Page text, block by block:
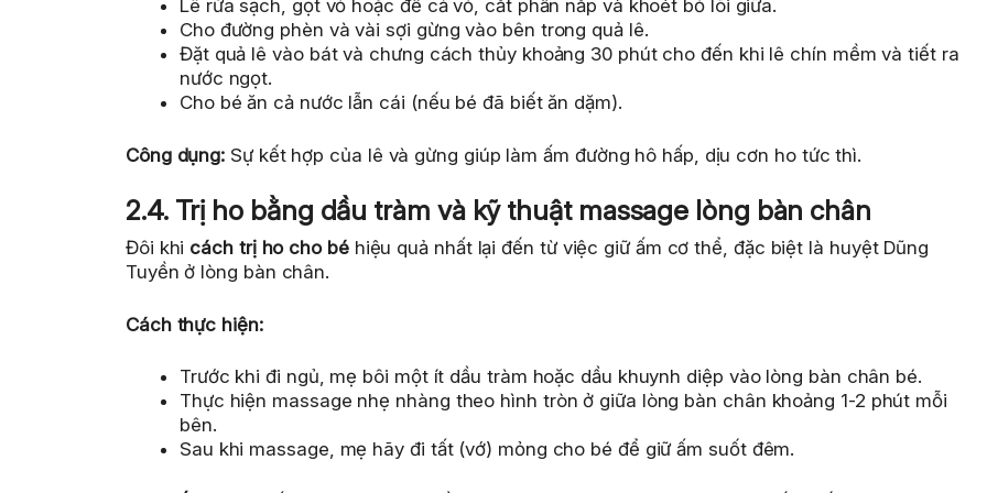
Lê rửa sạch, gọt vỏ hoặc để cả vỏ, cắt phần nắp và khoét bỏ lõi giữa.
Cho đường phèn và vài sợi gừng vào bên trong quả lê.
Đặt quả lê vào bát và chưng cách thủy khoảng 30 phút cho đến khi lê chín mềm và tiết ra
nước ngọt.
Cho bé ăn cả nước lẫn cái (nếu bé đã biết ăn dặm).
Công dụng: Sự kết hợp của lê và gừng giúp làm ấm đường hô hấp, dịu cơn ho tức thì.
2.4. Trị ho bằng dầu tràm và kỹ thuật massage lòng bàn chân
Đôi khi cách trị ho cho béhiệu quả nhất lại đến từ việc giữ ấm cơ thể, đặc biệt là huyệt Dũng
Tuyền ở lòng bàn chân.
Cách thực hiện:
Trước khi đi ngủ, mẹ bôi một ít dầu tràm hoặc dầu khuynh diệp vào lòng bàn chân bé.
Thực hiện massage nhẹ nhàng theo hình tròn ở giữa lòng bàn chân khoảng 1-2 phút mỗi
bên.
Sau khi massage, mẹ hãy đi tất (vớ) mỏng cho bé để giữ ấm suốt đêm.